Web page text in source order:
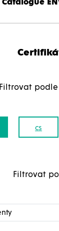
Catalogue
Filtrovat
cs
Filtrovat